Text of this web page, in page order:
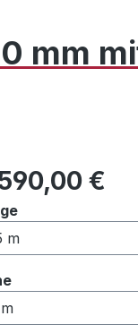
mm
Preis: €
auswählen
auswählen